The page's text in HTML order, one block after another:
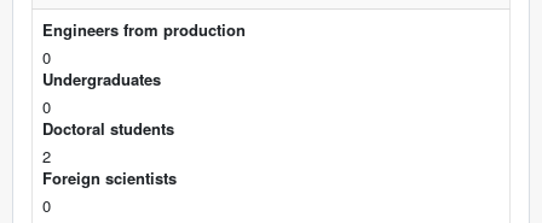
Engineers from production
0
Undergraduates
0
Doctoral students
2
Foreign scientists
0